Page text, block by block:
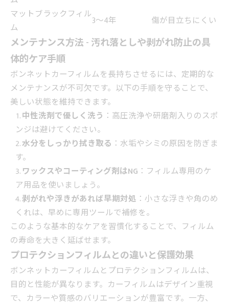
マットブラックフィル
ム
3〜4年 傷が目立ちにくい
メンテナンス方法 - 汚れ落としや剥がれ防止の具
体的ケア手順
ボンネットカーフィルムを長持ちさせるには、定期的な
メンテナンスが不可欠です。以下の手順を守ることで、
美しい状態を維持できます。
中性洗剤で優しく洗う ：高圧洗浄や研磨剤入りのスポ
ンジは避けてください。
水分をしっかり拭き取る ：水垢やシミの原因を防ぎま
す。
ワックスやコーティング剤はNG ：フィルム専用のケ
ア用品を使いましょう。
剥がれや浮きがあれば早期対処 ：小さな浮きや角のめ
くれは、早めに専用ツールで補修を。
このような基本的なケアを習慣化することで、フィルム
の寿命を大きく延ばせます。
プロテクションフィルムとの違いと保護効果
ボンネットカーフィルムとプロテクションフィルムは、
目的と性能が異なります。カーフィルムはデザイン重視
で、カラーや質感のバリエーションが豊富です。一方、